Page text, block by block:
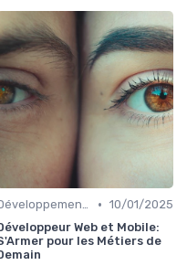
Développement Web et Mobile • 10/01/2025
Web et Mobile:
pour les Métiers de